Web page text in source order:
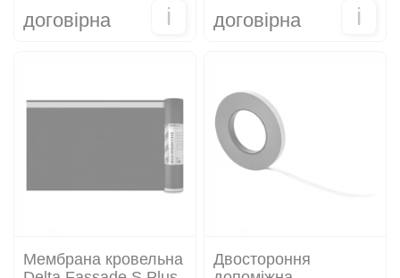
договірна i договірна i
Мембрана кровельна
Двостороння